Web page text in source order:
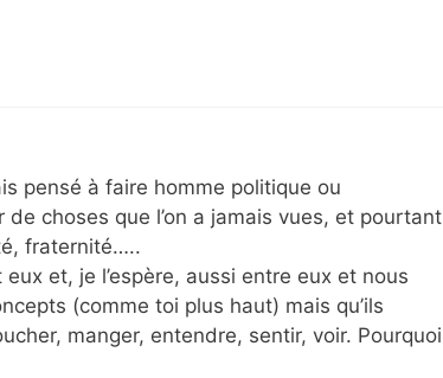
pensé à faire homme politique ou
choses que l’on a jamais vues, et pourtant
fraternité…..
et, je l’espère, aussi entre eux et nous
(comme toi plus haut) mais qu’ils
manger, entendre, sentir, voir. Pourquoi